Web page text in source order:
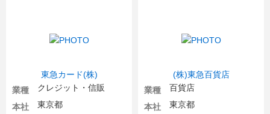
東急カード(株)
業種
クレジット・信販
本社
東京都
(株)東急百貨店
業種
百貨店
本社
東京都